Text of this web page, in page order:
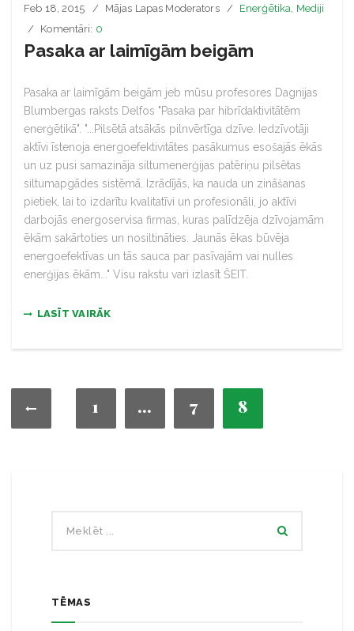
Feb 18, 2015 Mājas Lapas Moderators Enerģētika Mediji
Komentāri: 0
Pasaka ar laimīgām beigām
Pasaka ar laimīgām beigām jeb mūsu profesores Dagnijas
Blumbergas raksts Delfos "Pasaka par hibrīdaktivitātēm
enerģētikā". "...Pilsētā atsākās pilnvērtīga dzīve. Iedzīvotāji
aktīvi īstenoja energoefektivitātes pasākumus esošajās ēkās
un uz pusi samazināja siltumenerģijas patēriņu pilsētas
siltumapgādes sistēmā. Izrādījās, ka nauda un zināšanas
pietiek, lai to izdarītu kvalitatīvi un profesionāli, jo aktīvi
darbojās energoservisa firmas, kuras palīdzēja dzīvojamām
ēkām sakārtoties un nosiltināties. Jaunās ēkas būvēja
energoefektīvas un tās sauca par pasīvajām vai nulles
enerģijas ēkām..." Visu rakstu vari izlasīt ŠEIT.
LASĪT VAIRĀK
1 … 7 8
TĒMAS